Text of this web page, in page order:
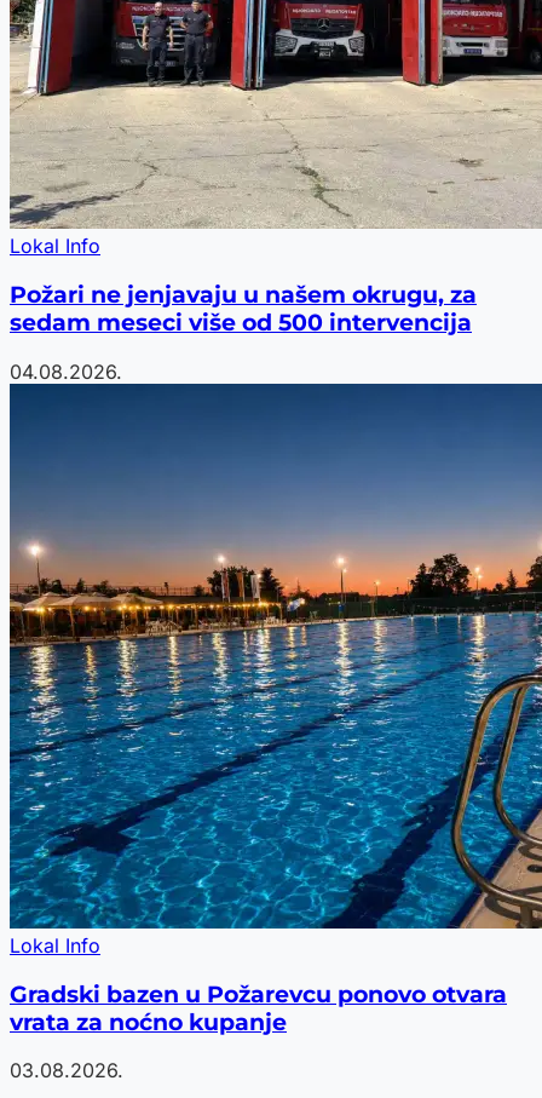
Lokal Info
Požari ne jenjavaju u našem okrugu, za
sedam meseci više od 500 intervencija
04.08.2026.
Lokal Info
Gradski bazen u Požarevcu ponovo otvara
vrata za noćno kupanje
03.08.2026.